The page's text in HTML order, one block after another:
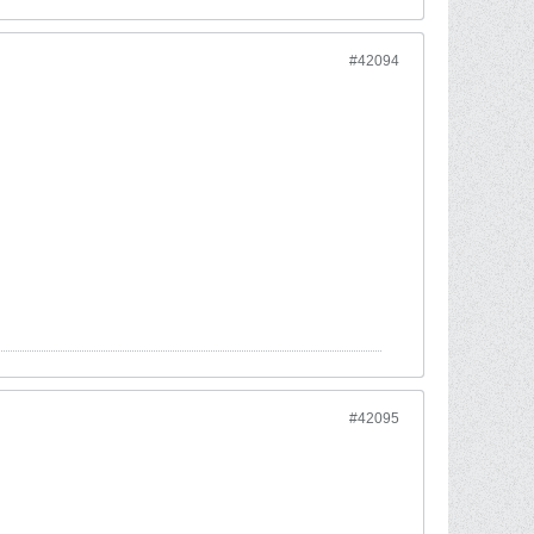
#42094
#42095